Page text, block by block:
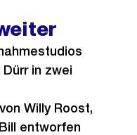
in zwei
Willy Roost,
entworfen